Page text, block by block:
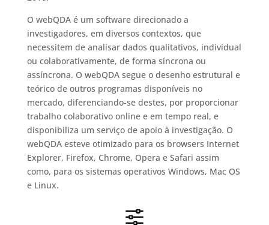
O webQDA é um software direcionado a
investigadores, em diversos contextos, que
necessitem de analisar dados qualitativos, individual
ou colaborativamente, de forma síncrona ou
assíncrona. O webQDA segue o desenho estrutural e
teórico de outros programas disponíveis no
mercado, diferenciando-se destes, por proporcionar
trabalho colaborativo online e em tempo real, e
disponibiliza um serviço de apoio à investigação. O
webQDA esteve otimizado para os browsers Internet
Explorer, Firefox, Chrome, Opera e Safari assim
como, para os sistemas operativos Windows, Mac OS
e Linux.
f